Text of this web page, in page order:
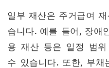
일부 재산은 주거급여
습니다. 예를 들어, 장애
용 재산 등은 일정 범
수 있습니다. 또한, 부